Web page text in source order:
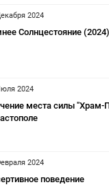
2024
Солнцестояние (2024)
2024
места силы "Храм-
2024
поведение